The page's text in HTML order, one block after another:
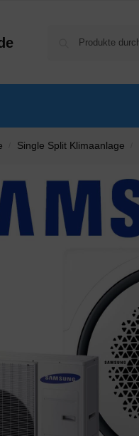
Single Split Klimaanlage